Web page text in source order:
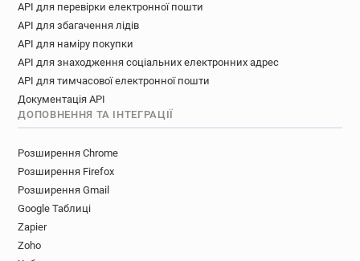
API для перевірки електронної пошти
API для збагачення лідів
API для наміру покупки
API для знаходження соціальних електронних адрес
API для тимчасової електронної пошти
Документація API
ДОПОВНЕННЯ ТА ІНТЕГРАЦІЇ
Розширення Chrome
Розширення Firefox
Розширення Gmail
Google Таблиці
Zapier
Zoho